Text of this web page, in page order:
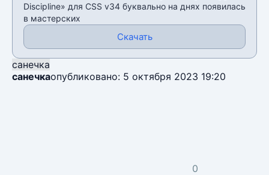
Discipline» для CSS v34 буквально на днях появилась
в мастерских
Скачать
санечка
санечкаопубликовано: 5 октября 2023 19:20
0